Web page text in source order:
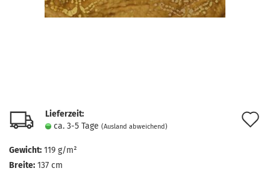
Lieferzeit:
ca. 3-5 Tage (Ausland abweichend)
Gewicht: 119 g/m²
Breite: 137 cm